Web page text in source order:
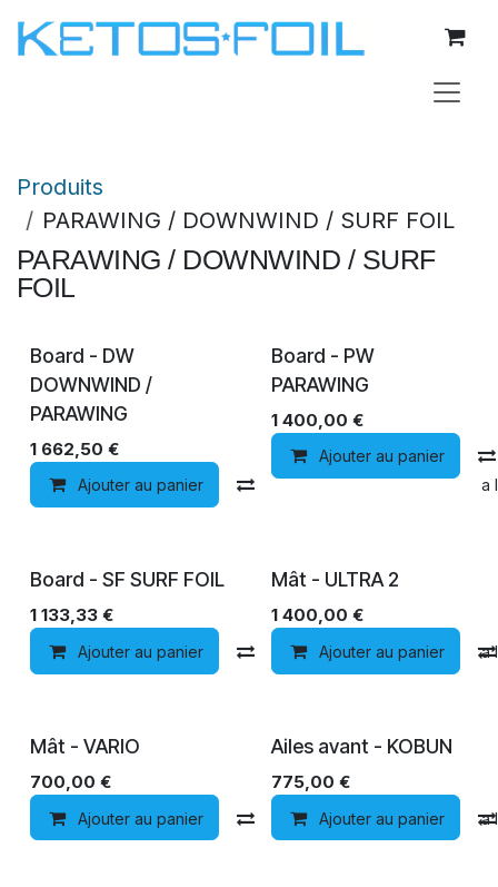
Produits
PARAWING / DOWNWIND / SURF FOIL
PARAWING / DOWNWIND / SURF
FOIL
Board - DW
DOWNWIND /
PARAWING
1 662,50 €
Ajouter au panier Comparer Ajouter à la
Board - PW
PARAWING
1 400,00 €
Ajouter au panier
Board - SF SURF FOIL
1 133,33 €
Ajouter au panier Comparer Ajouter à la
Mât - ULTRA 2
1 400,00 €
Ajouter au panier
Mât - VARIO
700,00 €
Ajouter au panier Comparer Ajouter à la
FREERIDE
Ailes avant - KOBUN
775,00 €
Ajouter au panier